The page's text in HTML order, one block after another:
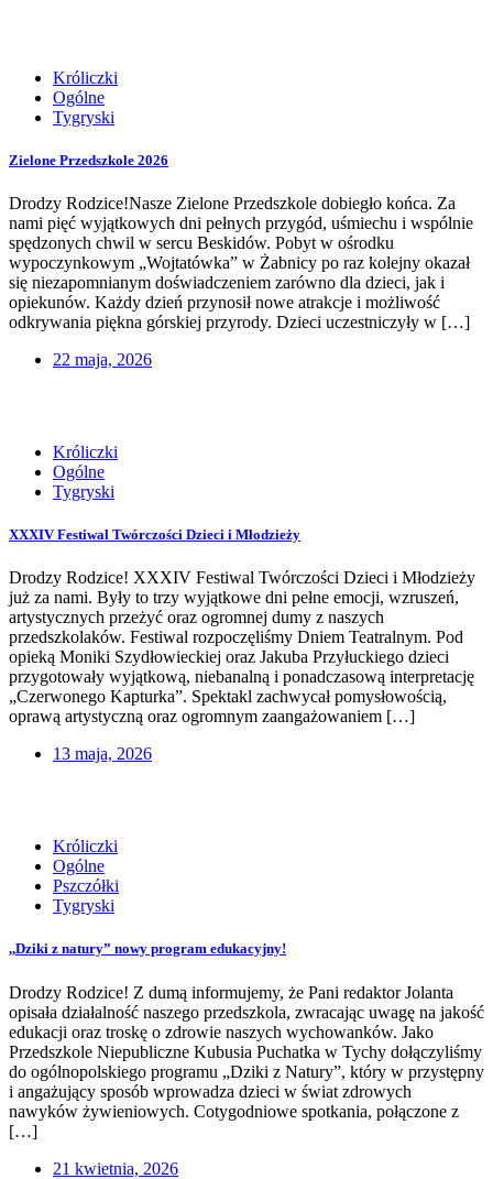
Króliczki
Ogólne
Tygryski
Zielone Przedszkole 2026
Drodzy Rodzice!Nasze Zielone Przedszkole dobiegło końca. Za
nami pięć wyjątkowych dni pełnych przygód, uśmiechu i wspólnie
spędzonych chwil w sercu Beskidów. Pobyt w ośrodku
wypoczynkowym „Wojtatówka” w Żabnicy po raz kolejny okazał
się niezapomnianym doświadczeniem zarówno dla dzieci, jak i
opiekunów. Każdy dzień przynosił nowe atrakcje i możliwość
odkrywania piękna górskiej przyrody. Dzieci uczestniczyły w […]
22 maja, 2026
Króliczki
Ogólne
Tygryski
XXXIV Festiwal Twórczości Dzieci i Młodzieży
Drodzy Rodzice! XXXIV Festiwal Twórczości Dzieci i Młodzieży
już za nami. Były to trzy wyjątkowe dni pełne emocji, wzruszeń,
artystycznych przeżyć oraz ogromnej dumy z naszych
przedszkolaków. Festiwal rozpoczęliśmy Dniem Teatralnym. Pod
opieką Moniki Szydłowieckiej oraz Jakuba Przyłuckiego dzieci
przygotowały wyjątkową, niebanalną i ponadczasową interpretację
„Czerwonego Kapturka”. Spektakl zachwycał pomysłowością,
oprawą artystyczną oraz ogromnym zaangażowaniem […]
13 maja, 2026
Króliczki
Ogólne
Pszczółki
Tygryski
,,Dziki z natury” nowy program edukacyjny!
Drodzy Rodzice! Z dumą informujemy, że Pani redaktor Jolanta
opisała działalność naszego przedszkola, zwracając uwagę na jakość
edukacji oraz troskę o zdrowie naszych wychowanków. Jako
Przedszkole Niepubliczne Kubusia Puchatka w Tychy dołączyliśmy
do ogólnopolskiego programu „Dziki z Natury”, który w przystępny
i angażujący sposób wprowadza dzieci w świat zdrowych
nawyków żywieniowych. Cotygodniowe spotkania, połączone z
[…]
21 kwietnia, 2026